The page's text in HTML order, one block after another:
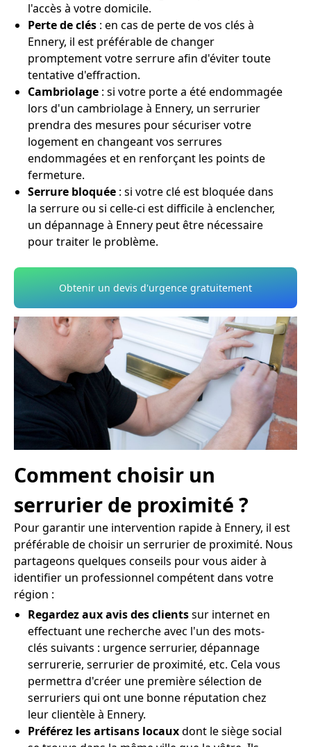
l'accès à votre domicile.
Perte de clés : en cas de perte de vos clés à
Ennery, il est préférable de changer
promptement votre serrure afin d'éviter toute
tentative d'effraction.
Cambriolage : si votre porte a été endommagée
lors d'un cambriolage à Ennery, un serrurier
prendra des mesures pour sécuriser votre
logement en changeant vos serrures
endommagées et en renforçant les points de
fermeture.
Serrure bloquée : si votre clé est bloquée dans
la serrure ou si celle-ci est difficile à enclencher,
un dépannage à Ennery peut être nécessaire
pour traiter le problème.
Obtenir un devis d'urgence gratuitement
Comment choisir un
serrurier de proximité ?
Pour garantir une intervention rapide à Ennery, il est
préférable de choisir un serrurier de proximité. Nous
partageons quelques conseils pour vous aider à
identifier un professionnel compétent dans votre
région :
Regardez aux avis des clientssur internet en
effectuant une recherche avec l'un des mots-
clés suivants : urgence serrurier, dépannage
serrurerie, serrurier de proximité, etc. Cela vous
permettra d'créer une première sélection de
serruriers qui ont une bonne réputation chez
leur clientèle à Ennery.
Préférez les artisans locauxdont le siège social